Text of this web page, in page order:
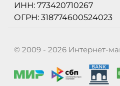
ИНН: 773420710267
ОГРН: 318774600524023
© 2009 - 2026 Интернет-